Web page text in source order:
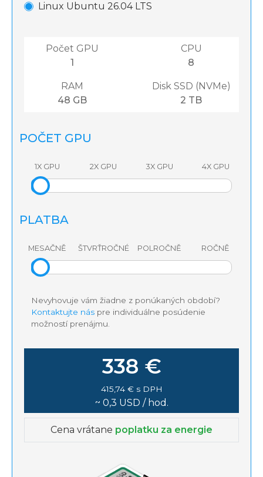
Linux Ubuntu 26.04 LTS
Počet GPU
1
CPU
8
RAM
48 GB
Disk SSD (NVMe)
2 TB
POČET GPU
1X GPU 2X GPU 3X GPU 4X GPU
PLATBA
MESAČNĚ ŠTVRŤROČNÉ POLROČNĚ ROČNĚ
Nevyhovuje vám žiadne z ponúkaných období?
Kontaktujte nás pre individuálne posúdenie
možností prenájmu.
338 €
415,74 € s DPH
~ 0,3 USD / hod.
Cena vrátane poplatku za energie